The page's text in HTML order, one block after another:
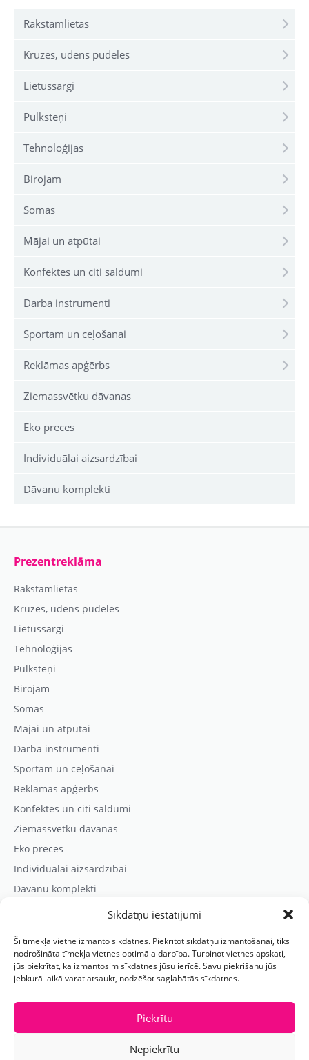
Sīkdatņu iestatījumi
Šī tīmekļa vietne izmanto sīkdatnes. Piekrītot sīkdatņu izmantošanai, tiks
nodrošināta tīmekļa vietnes optimāla darbība. Turpinot vietnes apskati,
jūs piekrītat, ka izmantosim sīkdatnes jūsu ierīcē. Savu piekrišanu jūs
jebkurā laikā varat atsaukt, nodzēšot saglabātās sīkdatnes.
Piekrītu
Nepiekrītu
Rakstāmlietas
Krūzes, ūdens pudeles
Lietussargi
Pulksteņi
Tehnoloģijas
Birojam
Somas
Mājai un atpūtai
Konfektes un citi saldumi
Darba instrumenti
Sportam un ceļošanai
Reklāmas apģērbs
Ziemassvētku dāvanas
Eko preces
Individuālai aizsardzībai
Dāvanu komplekti
Prezentreklāma
Rakstāmlietas
Krūzes, ūdens pudeles
Lietussargi
Tehnoloģijas
Pulksteņi
Birojam
Somas
Mājai un atpūtai
Darba instrumenti
Sportam un ceļošanai
Reklāmas apģērbs
Konfektes un citi saldumi
Ziemassvētku dāvanas
Eko preces
Individuālai aizsardzībai
Dāvanu komplekti
Kontaktinformācija
Prezentreklāmas aģentūra “PARIS”
Reģ.nr.: 40103625328